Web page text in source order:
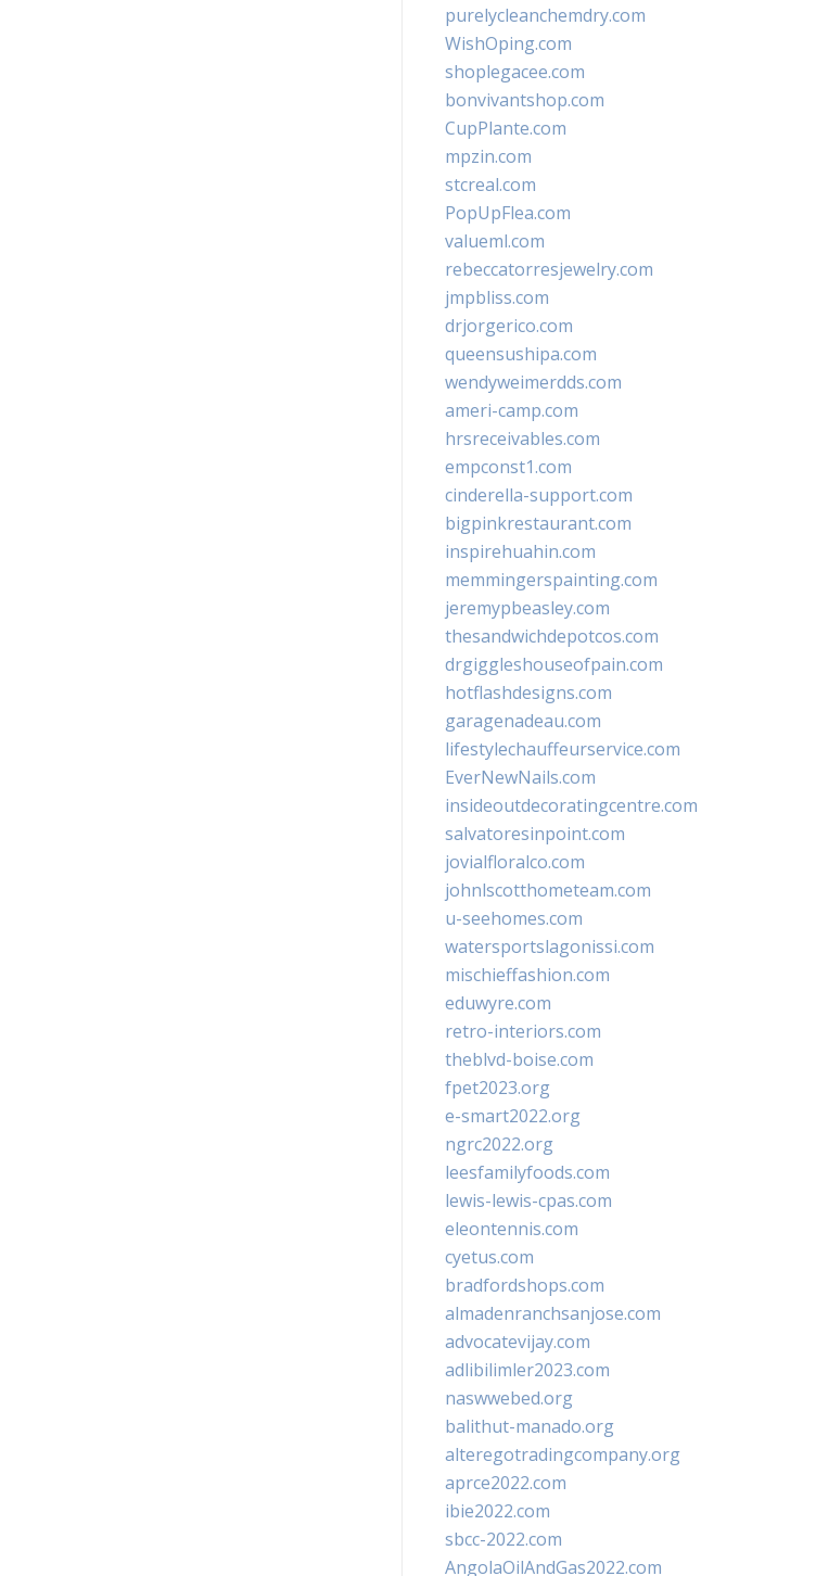
purelycleanchemdry.com
WishOping.com
shoplegacee.com
bonvivantshop.com
CupPlante.com
mpzin.com
stcreal.com
PopUpFlea.com
valueml.com
rebeccatorresjewelry.com
jmpbliss.com
drjorgerico.com
queensushipa.com
wendyweimerdds.com
ameri-camp.com
hrsreceivables.com
empconst1.com
cinderella-support.com
bigpinkrestaurant.com
inspirehuahin.com
memmingerspainting.com
jeremypbeasley.com
thesandwichdepotcos.com
drgiggleshouseofpain.com
hotflashdesigns.com
garagenadeau.com
lifestylechauffeurservice.com
EverNewNails.com
insideoutdecoratingcentre.com
salvatoresinpoint.com
jovialfloralco.com
johnlscotthometeam.com
u-seehomes.com
watersportslagonissi.com
mischieffashion.com
eduwyre.com
retro-interiors.com
theblvd-boise.com
fpet2023.org
e-smart2022.org
ngrc2022.org
leesfamilyfoods.com
lewis-lewis-cpas.com
eleontennis.com
cyetus.com
bradfordshops.com
almadenranchsanjose.com
advocatevijay.com
adlibilimler2023.com
naswwebed.org
balithut-manado.org
alteregotradingcompany.org
aprce2022.com
ibie2022.com
sbcc-2022.com
AngolaOilAndGas2022.com